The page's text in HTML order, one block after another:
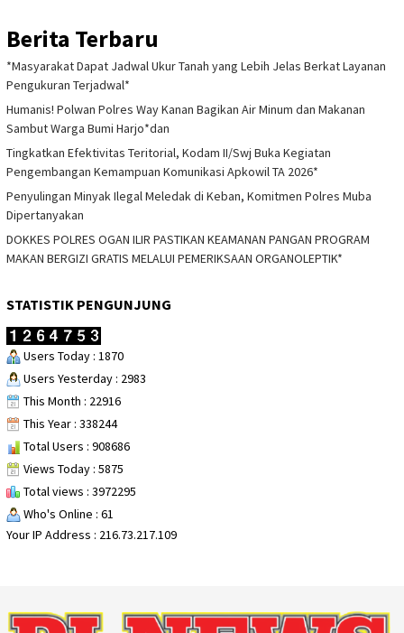
Berita Terbaru
*Masyarakat Dapat Jadwal Ukur Tanah yang Lebih Jelas Berkat Layanan
Pengukuran Terjadwal*
Humanis! Polwan Polres Way Kanan Bagikan Air Minum dan Makanan
Sambut Warga Bumi Harjo*dan
Tingkatkan Efektivitas Teritorial, Kodam II/Swj Buka Kegiatan
Pengembangan Kemampuan Komunikasi Apkowil TA 2026*
Penyulingan Minyak Ilegal Meledak di Keban, Komitmen Polres Muba
Dipertanyakan
DOKKES POLRES OGAN ILIR PASTIKAN KEAMANAN PANGAN PROGRAM
MAKAN BERGIZI GRATIS MELALUI PEMERIKSAAN ORGANOLEPTIK*
STATISTIK PENGUNJUNG
Users Today : 1870
Users Yesterday : 2983
This Month : 22916
This Year : 338244
Total Users : 908686
Views Today : 5875
Total views : 3972295
Who's Online : 61
Your IP Address : 216.73.217.109